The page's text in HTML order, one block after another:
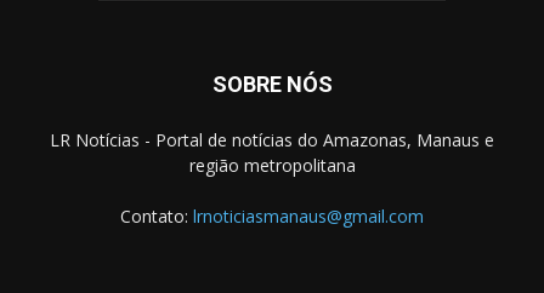
SOBRE NÓS
LR Notícias - Portal de notícias do Amazonas, Manaus e
região metropolitana
Contato: lrnoticiasmanaus@gmail.com